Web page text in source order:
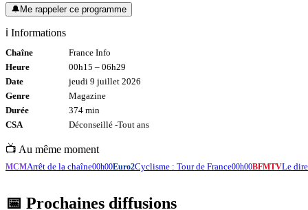
🔔Me rappeler ce programme
ℹ️ Informations
Chaîne
France Info
Heure
00h15 – 06h29
Date
jeudi 9 juillet 2026
Genre
Magazine
Durée
374 min
CSA
Déconseillé -Tout ans
📺 Au même moment
MCMArrêt de la chaîne00h00Euro2Cyclisme : Tour de France00h00BFMTVLe
📅 Prochaines diffusions